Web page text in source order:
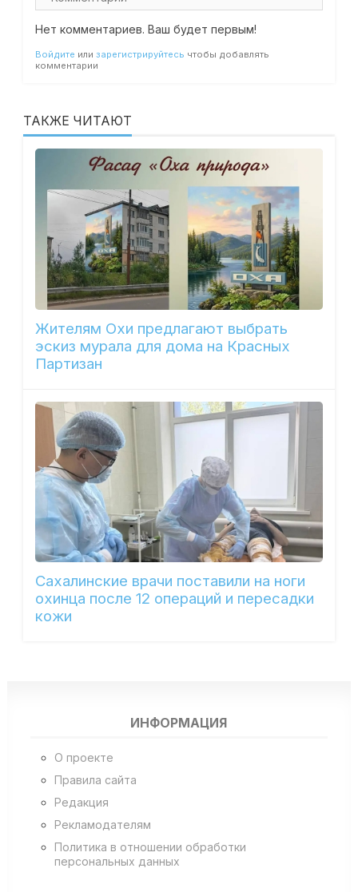
Нет комментариев. Ваш будет первым!
Войдите или зарегистрируйтесь чтобы добавлять
комментарии
ТАКЖЕ ЧИТАЮТ
Жителям Охи предлагают выбрать
эскиз мурала для дома на Красных
Партизан
Сахалинские врачи поставили на ноги
охинца после 12 операций и пересадки
кожи
ИНФОРМАЦИЯ
О проекте
Правила сайта
Редакция
Рекламодателям
Политика в отношении обработки
персональных данных